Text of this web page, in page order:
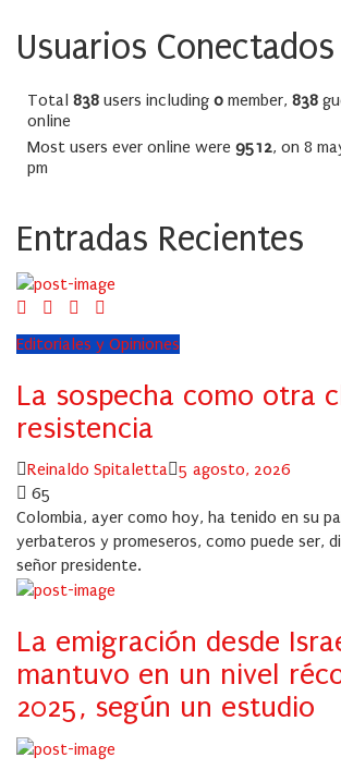
Usuarios Conectados
Total 838 users including 0 member, 838
online
Most users ever online were 9512, on 8
pm
Entradas Recientes
Editoriales y Opiniones
La sospecha como otra
resistencia
Author
Reinaldo Spitaletta Posted
5 agosto, 2026
65
Colombia, ayer como hoy, ha tenido en su
yerbateros y promeseros, como puede ser,
señor presidente.
La emigración desde
mantuvo en un nivel
2025, según un estudio